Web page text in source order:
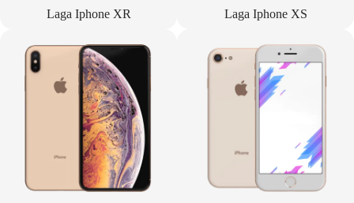
Laga Iphone XR Laga Iphone XS